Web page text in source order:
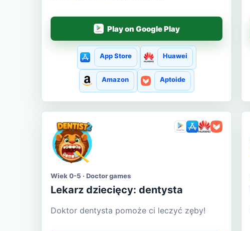
Play on Google Play
App Store Huawei
Amazon Aptoide
Wiek 0-5 · Doctor games
Lekarz dziecięcy: dentysta
Doktor dentysta pomoże ci leczyć zęby!